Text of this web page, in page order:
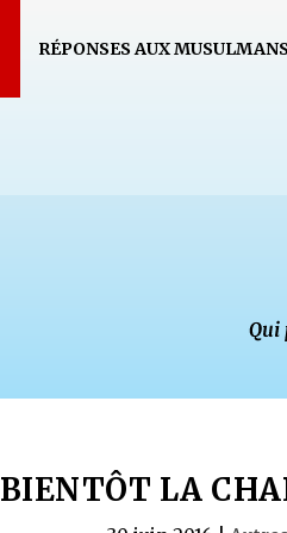
RÉPONSES AUX MUSULMANS
BIENTÔT LA